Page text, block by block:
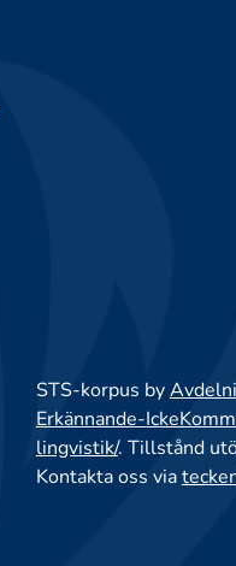
STS-korpus by
Erkännande-
lingvistik/. Tillstånd
Kontakta oss via